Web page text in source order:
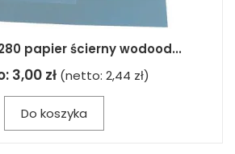
papier ścierny wodood...
3,00 zł (netto: 2,44 zł)
Do koszyka